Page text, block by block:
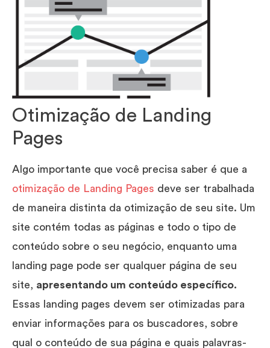
Otimização de Landing
Pages
Algo importante que você precisa saber é que a
otimização de Landing Pages deve ser trabalhada
de maneira distinta da otimização de seu site. Um
site contém todas as páginas e todo o tipo de
conteúdo sobre o seu negócio, enquanto uma
landing page pode ser qualquer página de seu
site, apresentando um conteúdo específico.
Essas landing pages devem ser otimizadas para
enviar informações para os buscadores, sobre
qual o conteúdo de sua página e quais palavras-